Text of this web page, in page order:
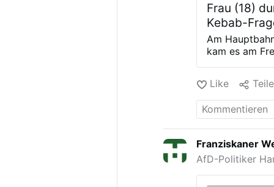
Frau (18)
Kebab-
Am
kam es am
ohne deren
Nach Geld
Begleitung
jährige
ohne
bitte deine
Like
Franziskaner
AfD-Politiker